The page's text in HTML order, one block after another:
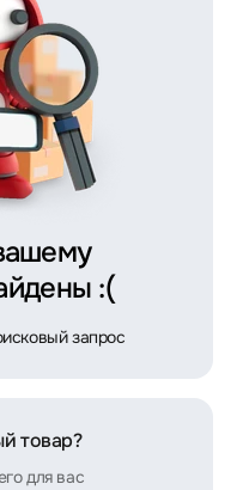
:(
запрос
товар?
для вас